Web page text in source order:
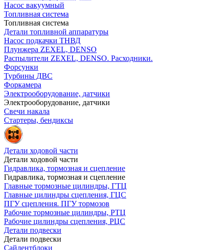
Насос вакуумный
Топливная система
Топливная система
Детали топливной аппаратуры
Насос подкачки ТНВД
Плунжера ZEXEL, DENSO
Распылители ZEXEL, DENSO. Расходники.
Форсунки
Турбины ДВС
Форкамера
Электрооборудование, датчики
Электрооборудование, датчики
Свечи накала
Стартеры, бендиксы
Детали ходовой части
Детали ходовой части
Гидравлика, тормозная и сцепление
Гидравлика, тормозная и сцепление
Главные тормозные цилиндры, ГТЦ
Главные цилиндры сцепления, ГЦС
ПГУ сцепления. ПГУ тормозов
Рабочие тормозные цилиндры, РТЦ
Рабочие цилиндры сцепления, РЦС
Детали подвески
Детали подвески
Cайлентблоки